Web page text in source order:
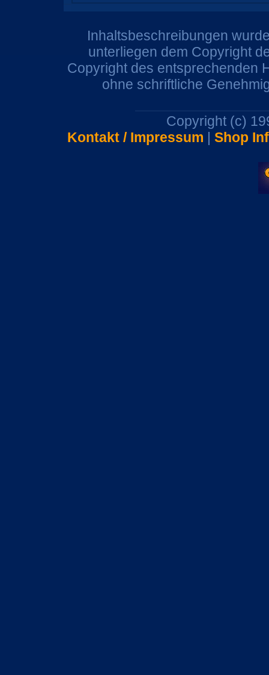
Inhaltsbeschreibungen
unterliegen dem Copyright
Copyright des entsprechenden
ohne schriftliche
Copyright (c)
Kontakt / Impressum | Shop